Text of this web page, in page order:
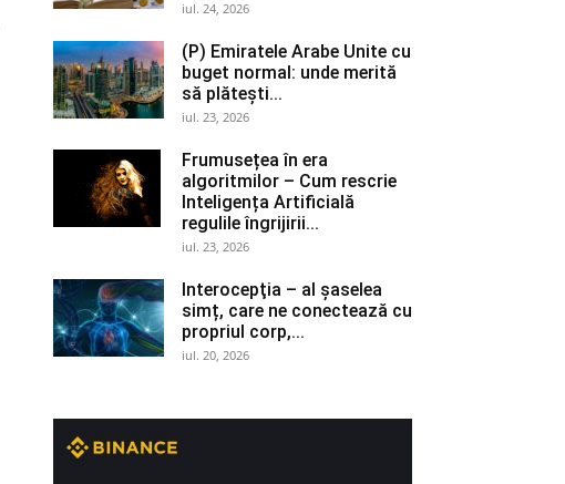
iul. 24, 2026
(P) Emiratele Arabe Unite cu
buget normal: unde merită
să plătești...
iul. 23, 2026
Frumusețea în era
algoritmilor – Cum rescrie
Inteligența Artificială
regulile îngrijirii...
iul. 23, 2026
Interocepţia – al șaselea
simț, care ne conectează cu
propriul corp,...
iul. 20, 2026